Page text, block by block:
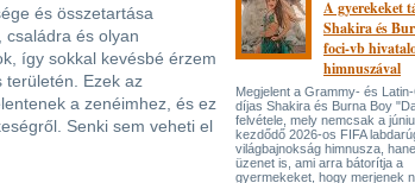
és összetartása
családra és olyan
így sokkal kevésbé érzem
területén. Ezek az
a zenéimhez, és ez
Senki sem veheti el
A gyerekeket
Shakira és
foci-vb
himnuszával
Megjelent a Grammy- és
díjas Shakira és Burna Boy
felvétele, mely nemcsak a
kezdődő 2026-os FIFA
világbajnokság himnusza,
üzenet is, ami arra bátorítja a
gyermekeket, hogy merjenek